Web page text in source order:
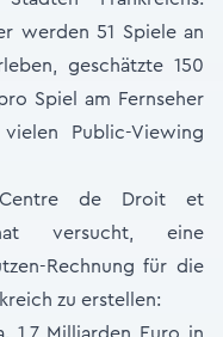
werden 51 Spiele an
geschätzte 150
Spiel am Fernseher
Public-Viewing
de Droit et
versucht, eine
Rechnung für die
zu erstellen: